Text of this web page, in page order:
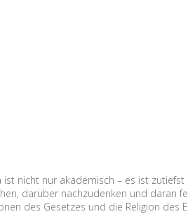
nicht nur akademisch – es ist zutiefst
darüber nachzudenken und daran
des Gesetzes und die Religion des